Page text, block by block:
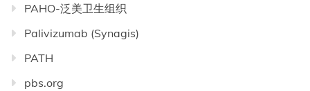
PAHO-泛美卫生组织
Palivizumab (Synagis)
PATH
pbs.org